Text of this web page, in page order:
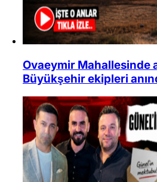
Puan Durumları
Ovaeymir Mahallesinde
Büyükşehir ekipleri